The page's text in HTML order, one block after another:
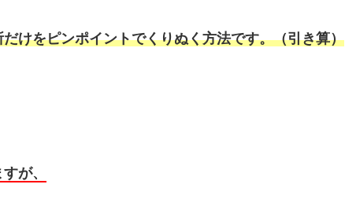
けをピンポイントでくりぬく方法です。（引き算）
が、